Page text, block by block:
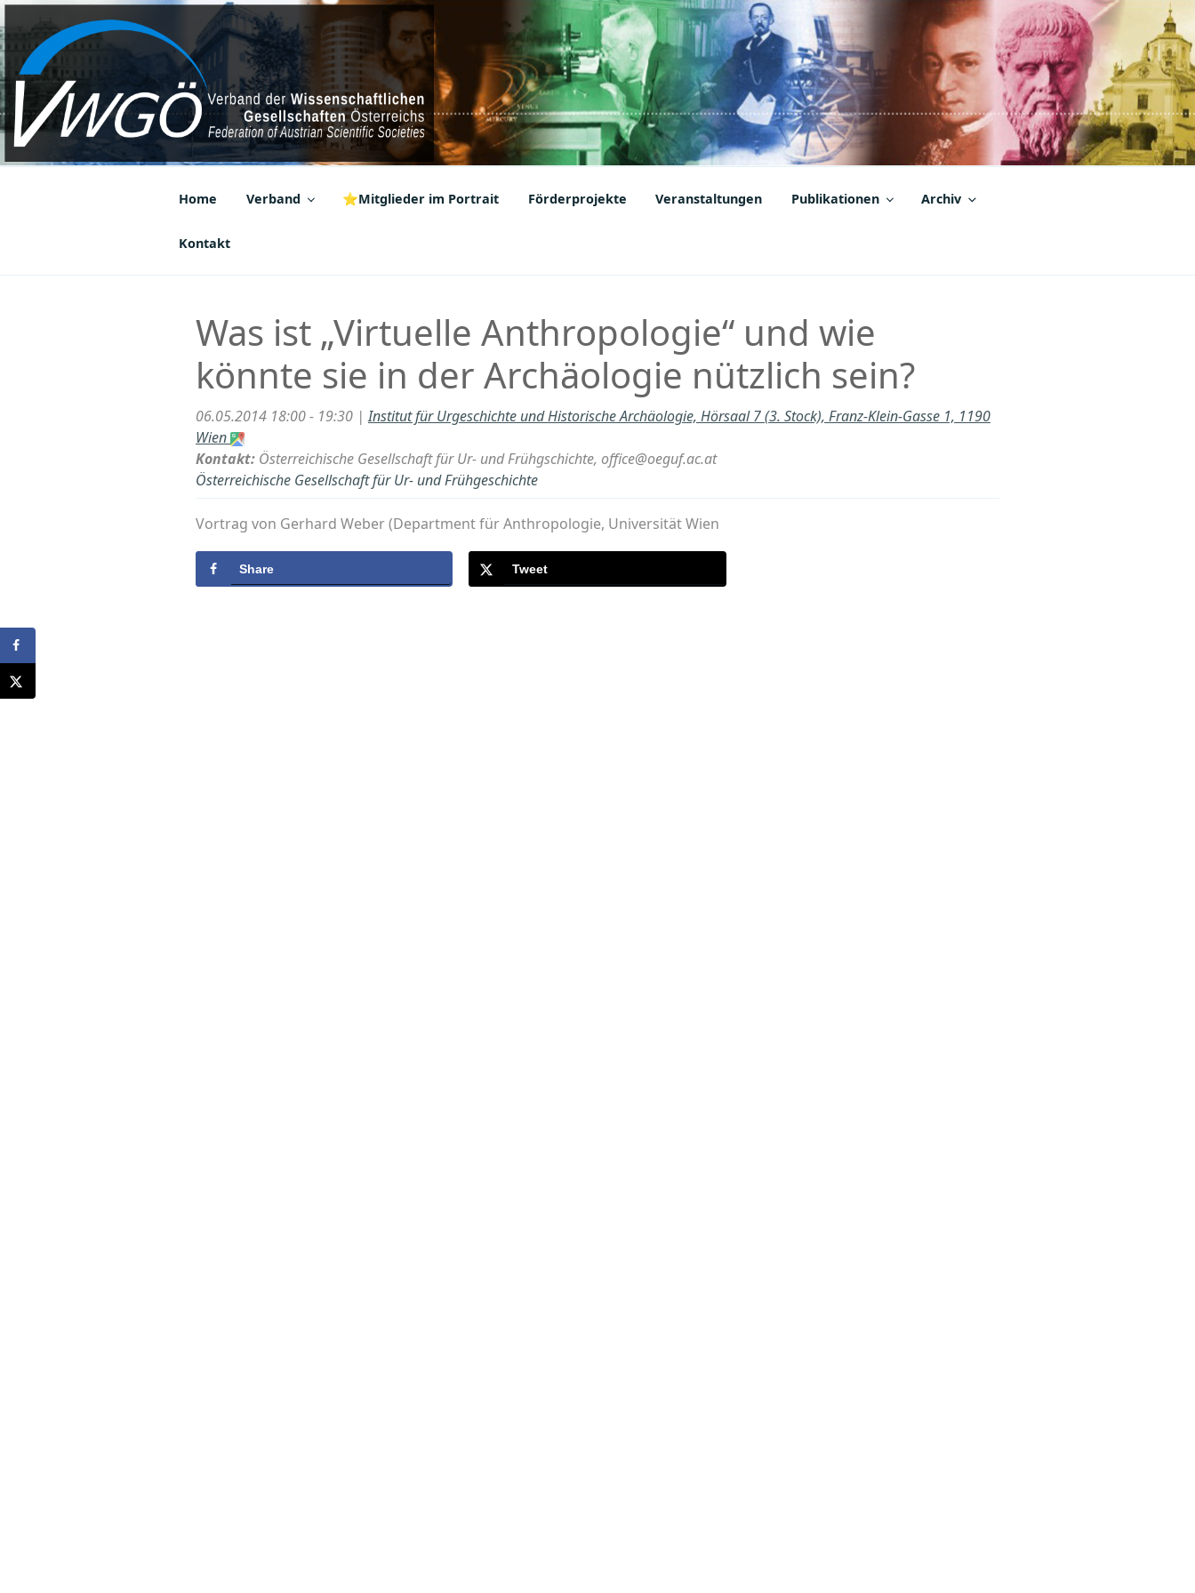
Zum
Inhalt
springen
VWGÖ
Federation of Austrian Scientific Societies
Home Verband ⭐Mitglieder im Portrait Förderprojekte Veranstaltungen Publikationen Archiv
Kontakt
Was ist „Virtuelle Anthropologie“ und wie
könnte sie in der Archäologie nützlich sein?
06.05.2014 18:00 - 19:30 |Institut für Urgeschichte und Historische Archäologie, Hörsaal 7 (3. Stock), Franz-Klein-Gasse 1, 1190
Wien
Kontakt: Österreichische Gesellschaft für Ur- und Frühgschichte, office@oeguf.ac.at
Österreichische Gesellschaft für Ur- und Frühgeschichte
Vortrag von Gerhard Weber (Department für Anthropologie, Universität Wien
Share Tweet